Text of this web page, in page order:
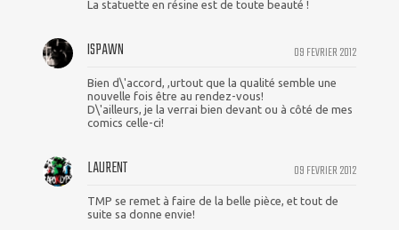
La statuette en résine est de toute beauté !
09 FEVRIER 2012
ISPAWN
Bien d\'accord, ,urtout que la qualité semble une
nouvelle fois être au rendez-vous!
D\'ailleurs, je la verrai bien devant ou à côté de mes
comics celle-ci!
09 FEVRIER 2012
LAURENT
TMP se remet à faire de la belle pièce, et tout de
suite sa donne envie!